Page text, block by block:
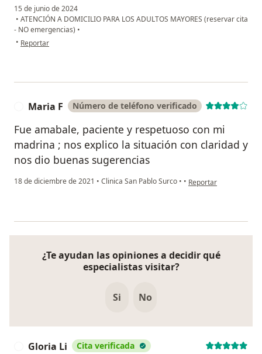
15 de junio de 2024
• ATENCIÓN A DOMICILIO PARA LOS ADULTOS MAYORES (reservar cita
- NO emergencias) •
• en opinión del usuario Antuanet Guerra Velásquez
Reportar
Maria F Número de teléfono verificado
Fue amabale, paciente y respetuoso con mi
madrina ; nos explico la situación con claridad y
nos dio buenas sugerencias
18 de diciembre de 2021 • Clinica San Pablo Surco • • en opinión del usuario
Reportar
¿Te ayudan las opiniones a decidir qué
especialistas visitar?
Si No
Gloria Li Cita verificada